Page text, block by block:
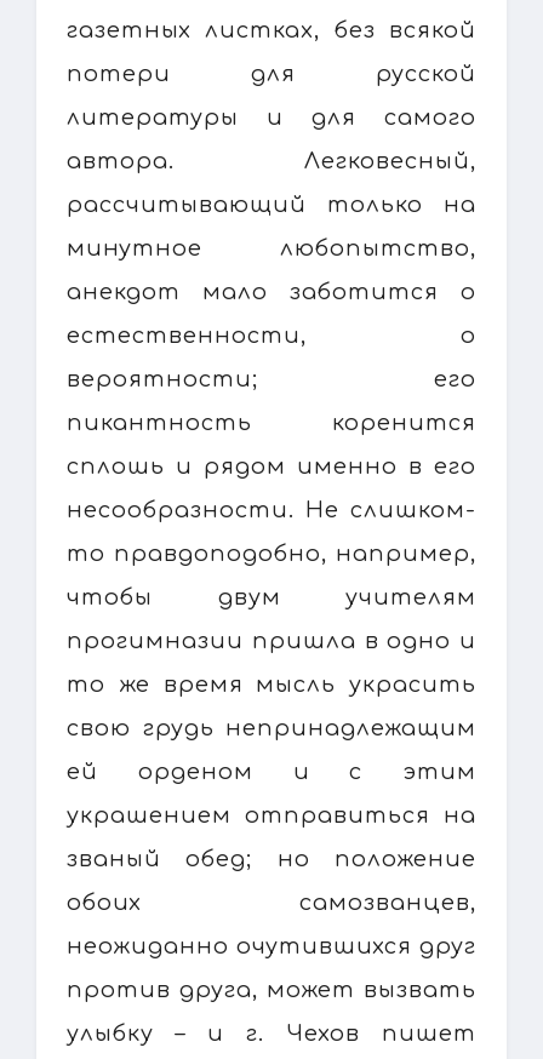
газетных листках, без всякой
потери для русской
литературы и для самого
автора. Легковесный,
рассчитывающий только на
минутное любопытство,
анекдот мало заботится о
естественности, о
вероятности; его
пикантность коренится
сплошь и рядом именно в его
несообразности. Не слишком-
то правдоподобно, например,
чтобы двум учителям
прогимназии пришла в одно и
то же время мысль украсить
свою грудь непринадлежащим
ей орденом и с этим
украшением отправиться на
званый обед; но положение
обоих самозванцев,
неожиданно очутившихся друг
против друга, может вызвать
улыбку – и г. Чехов пишет